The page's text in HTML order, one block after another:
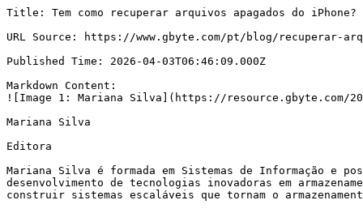
Title: Tem como recuperar arquivos apagados do iPhone? O guia mais completo da internet

URL Source: https://www.gbyte.com/pt/blog/recuperar-arquivo-iphone

Published Time: 2026-04-03T06:46:09.000Z

Markdown Content:
![Image 1: Mariana Silva](https://resource.gbyte.com/20260121/large/5.webp)

Mariana Silva

Editora

Mariana Silva é formada em Sistemas de Informação e possui anos de experiência trabalhando com recuperação de dados. Ao longo da carreira, contribuiu para o desenvolvimento de tecnologias inovadoras em armazenamento em nuvem e gestão de dados móveis. Ela é apaixonada por tecnologia e uma fã dedicada da Apple, com foco em construir sistemas escaláveis que tornam o armazenamento, backup e recuperação de dados mais seguros e confiáveis.

Este é um **guia completo de recuperação de dados do iPhone**. Seja[foto](https://www.gbyte.com/pt/blog/como-recuperar-fotos-apagadas-iphone), [mensagem](https://www.gbyte.com/pt/blog/recuperar-sms-apagado), [notas](https://www.gbyte.com/pt/blog/recuperar-nota-iphone) ou arquivo importante perdido, aqui vou mostrar como recuperar esses dados — **mesmo que você não tenha backup**.

Trabalho com recuperação de dados há anos e já vi muitos casos parecidos: fotos apagadas sem querer, documentos excluídos durante uma limpeza de armazenamento ou arquivos que sumiram depois de uma atualização do iOS.

A boa notícia é que, em muitos casos, **ainda existe chance de recuperar esses arquivos**, principalmente se a exclusão aconteceu recentemente.

Neste guia, vou mostrar **os métodos que realmente funcionam para recuperar arquivos apagados do iPhone**, com base na minha experiência lidando com esse tipo de situação no dia a dia.

## Antes de tudo: entenda como os arquivos são apagados no iPhone

Antes de tentar recuperar qualquer coisa, é importante entender **como o iPhone lida com arquivos apagados**.

Muita gente pensa que, ao tocar em "Apagar", o arquivo desaparece imediatamente. Na prática, o iOS costuma usar um sistema de **exclusão temporária**. Em vários aplicativos — como Fotos ou Arquivos — os itens apagados são enviados primeiro para a pasta **"Apagados recentemente"**ou**"Apagados"**.

Nessa pasta, os arquivos normalmente ficam guardados por **até 30 dias** antes de serem removidos definitivamente. Durante esse período, ainda é possível restaurá-los com apenas alguns toques.

Esse é justamente o motivo pelo qual **muitas recuperações ainda funcionam**, mesmo depois de o arquivo ter sido apagado.

Outro ponto importante é o tempo. Quanto mais rápido você tentar recuperar o arquivo, **maiores são as chances de sucesso**. Se o iPhone continuar sendo usado normalmente, novos dados podem acabar ocupando o espaço do arquivo antigo, o que dificulta ou até impede a recuperação.

Por isso, sempre que perceber que algo importante foi apagado, o ideal é **agir o quanto antes** e tentar os métodos de recuperação o mais rápido possível.

## Método 1: Recuperar arquivos da pasta "Apagados"

Se o arquivo foi apagado há pouco tempo, a primeira coisa que sempre recomendo verificar é a pasta **"Apagados"**. Em muitos casos, os arquivos não são removidos imediatamente do iPhone e ficam armazenados ali por um período limitado.

De acordo com o funcionamento do próprio iOS, **arquivos excluídos permanecem na pasta “Apagados” por até 30 dias antes da exclusão permanente**. Durante esse tempo, eles podem ser restaurados facilmente.

**💡 Dica:** como cada aplicativo de arquivos ou armazenamento pode ter a pasta **"Apagados"** em lugares diferentes, não dá para mostrar todos os caminhos aqui.

## Método 2: Recuperar arquivos apagados pelo iCloud

Muitos usuários no Brasil têm o **iCloud Drive ativado** e não sabem que ele oferece uma forma de recuperar arquivos apagados sem precisar restaurar um backup completo do iPhone. Diferente do que muitos pensam, **o iCloud não é apenas para backup**, ele também mantém um histórico de arquivos apagados que pode ser acessado diretamente.

### Passo a passo para recuperar arquivos pelo iCloud

1.   Acesse [**iCloud.com**](https://icloud.com/) no navegador

2.   Entre com seu **Apple ID**

3.   Procure pela seção **Recuperação de Arquivos** ou **Restaurar Arquivos**

4.   Selecione os arquivos que deseja recuperar

5.   Clique em **Restaurar**

Pronto — os arquivos voltam automaticamente para o iCloud Drive e podem ser acessados no iPhone novamente.

De acordo com a Apple:

> **O iCloud permite restaurar arquivos apagados nos últimos 30 dias através da opção “Restaurar arquivos”**

## Método 3: Restaurar backup do iPhone (quando existe backup)

Quando os arquivos apagados não estão mais na pasta **Apagados recentemente** ou no iCloud, outra opção é **restaurar um backup do iPhone**. Esse método pode recuperar fotos, mensagens, contatos e outros dados, desde que você tenha feito backup anteriormente.

### Restaurar backup do iCloud

1.   No iPhone, vá em **Ajustes > [seu nome] > iCloud > Gerenciar Armazenamento > Backups**

2.   Verifique se há um backup recente que contenha os arquivos apagados

![Image 2: verificar-backup-icloud.webp](https://resource.gbyte.com/20260403/large/verificar-backup-icloud.webp)

1.   Para restaurar, será necessário **apagar todo o conteúdo do iPhone** e restaurar a partir do backup selecionado

2.   Siga o caminho: Ajustes > Geral > Transferir ou repor o iPhone > apagar conteúdo e definições

3.   Após reiniciar o iPhone, siga as instruções na tela até chegar à tela "Apps e Dados"

4.   Toque em "Restaurar de um Backup do iCloud"

![Image 3: recuperar-por-backup-icloud.webp](https://resource.gbyte.com/20260403/large/recuperar-por-backup-icloud.webp)

### Restaurar backup do computador (Finder / iTunes)

1.   Conecte o iPhone ao computador com cabo USB

2.   Abra o **Finder** (Mac com macOS Catalina ou posterior) ou **iTunes** (Windows ou macOS anterior)

3.   Selecione o iPhone e clique em **Restaurar Backup**

4.   Escolha o backup que contém os arquivos apagados e inicie a restauração

![Image 4: recuperar-por-backup-itunes.webp](https://resource.gbyte.com/20260403/large/recuperar-por-backup-itunes.webp)

⚠️ **Atenção:**

*   Restaurar um backup **substitui todos os dados atuais** do iPhone, não